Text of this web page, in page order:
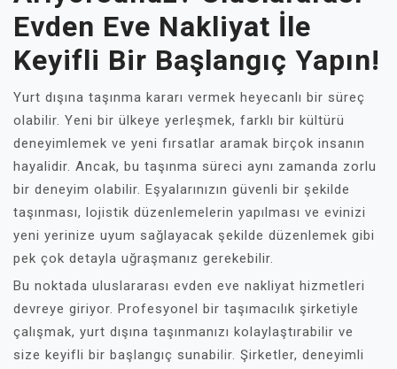
Evden Eve Nakliyat İle
Keyifli Bir Başlangıç Yapın!
Yurt dışına taşınma kararı vermek heyecanlı bir süreç
olabilir. Yeni bir ülkeye yerleşmek, farklı bir kültürü
deneyimlemek ve yeni fırsatlar aramak birçok insanın
hayalidir. Ancak, bu taşınma süreci aynı zamanda zorlu
bir deneyim olabilir. Eşyalarınızın güvenli bir şekilde
taşınması, lojistik düzenlemelerin yapılması ve evinizi
yeni yerinize uyum sağlayacak şekilde düzenlemek gibi
pek çok detayla uğraşmanız gerekebilir.
Bu noktada uluslararası evden eve nakliyat hizmetleri
devreye giriyor. Profesyonel bir taşımacılık şirketiyle
çalışmak, yurt dışına taşınmanızı kolaylaştırabilir ve
size keyifli bir başlangıç sunabilir. Şirketler, deneyimli